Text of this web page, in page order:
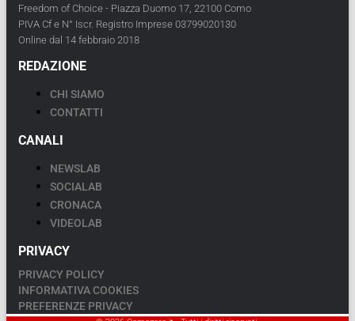
Freedom of Choice - Piazza Duomo 17, 22100 Como
PIVA Cf e N° Iscr. Registro Imprese 03799020130
Online dal 14 febbraio 2018
REDAZIONE
CHI SIAMO
CONTATTI
CANALI
NEWSLAB
SOCIALAB
CRONACA
VIDEOLAB
PRIVACY
PRIVACY POLICY
INFORMATIVA COOKIES
PREFERENZE PRIVACY